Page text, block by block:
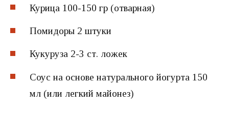
Курица 100-150 гр (отварная)
Помидоры 2 штуки
Кукуруза 2-3 ст. ложек
Соус на основе натурального йогурта 150
мл (или легкий майонез)